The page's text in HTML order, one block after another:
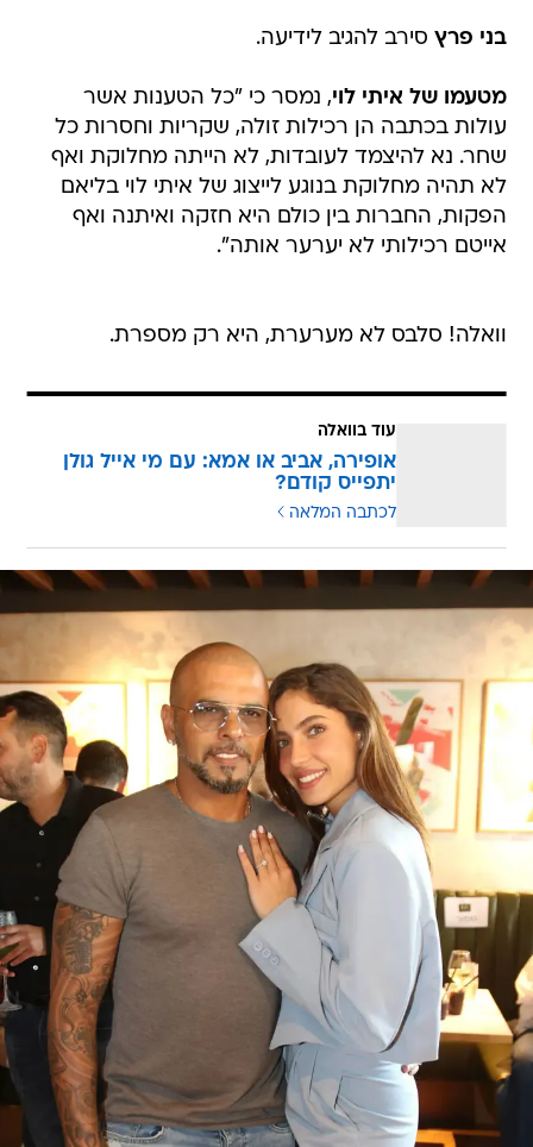
בני פרץ סירב להגיב לידיעה.
מטעמו של איתי לוי, נמסר כי "כל הטענות אשר
עולות בכתבה הן רכילות זולה, שקריות וחסרות כל
שחר. נא להיצמד לעובדות, לא הייתה מחלוקת ואף
לא תהיה מחלוקת בנוגע לייצוג של איתי לוי בליאם
הפקות, החברות בין כולם היא חזקה ואיתנה ואף
אייטם רכילותי לא יערער אותה".
וואלה! סלבס לא מערערת, היא רק מספרת.
עוד בוואלה
אופירה, אביב או אמא: עם מי אייל גולן
יתפייס קודם?
לכתבה המלאה